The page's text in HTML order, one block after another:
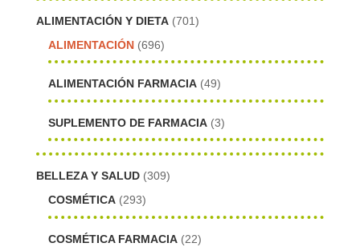
ALIMENTACIÓN Y DIETA (701)
ALIMENTACIÓN (696)
ALIMENTACIÓN FARMACIA (49)
SUPLEMENTO DE FARMACIA (3)
BELLEZA Y SALUD (309)
COSMÉTICA (293)
COSMÉTICA FARMACIA (22)